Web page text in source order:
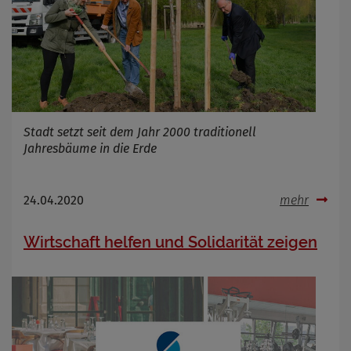
Stadt setzt seit dem Jahr 2000 traditionell
Jahresbäume in die Erde
24.04.2020 mehr
Wirtschaft helfen und Solidarität zeigen
Infos schließen